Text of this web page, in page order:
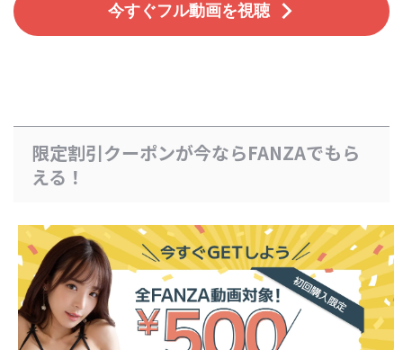
今すぐフル動画を視聴
限定割引クーポンが今ならFANZAでもら
える！